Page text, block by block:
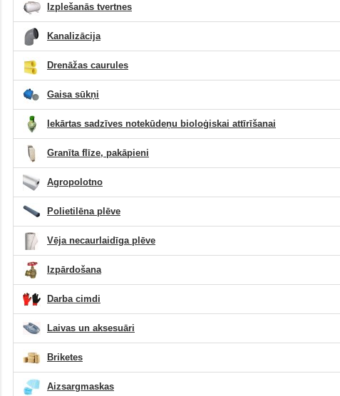
Izplešanās tvertnes
Kanalizācija
Drenāžas caurules
Gaisa sūkņi
Iekārtas sadzīves notekūdeņu bioloģiskai attīrīšanai
Granīta flīze, pakāpieni
Agropolotno
Polietilēna plēve
Vēja necaurlaidīga plēve
Izpārdošana
Darba cimdi
Laivas un aksesuāri
Briketes
Aizsargmaskas